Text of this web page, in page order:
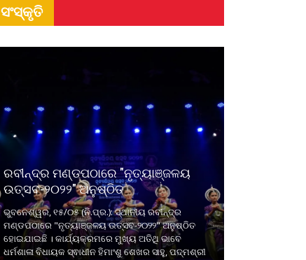
ସଂସ୍କୃତି
ରବୀନ୍ଦ୍ର ମଣ୍ଡପଠାରେ "ନୃତ୍ୟାଞ୍ଜଳୟ
ଉତ୍ସବ-୨୦୨୨" ଅନୁଷ୍ଠିତ
ଭୁବନେଶ୍ୱର, ୧୫/୦୫ (ନି.ପ୍ର.): ସ୍ଥାନୀୟ ରବୀନ୍ଦ୍ର
ମଣ୍ଡପଠାରେ "ନୃତ୍ୟାଞ୍ଜଳୟ ଉତ୍ସବ-୨୦୨୨" ଅନୁଷ୍ଠିତ
ହୋଇଯାଇଛି । କାର୍ଯ୍ୟକ୍ରମରେ ମୁଖ୍ୟ ଅତିଥି ଭାବେ
ଧର୍ମଶାଳା ବିଧାୟକ ସ୍ଵାଧୀନ ହିମାଂଶୁ ଶେଖର ସାହୁ, ପଦ୍ମଶ୍ରୀ